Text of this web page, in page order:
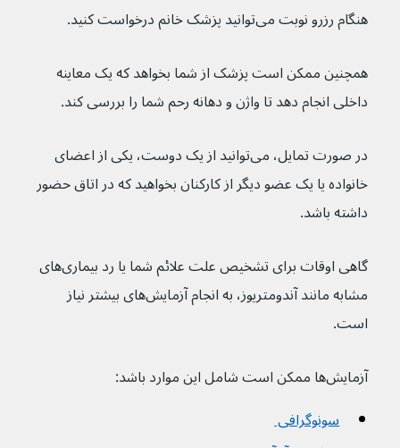
هنگام رزرو نوبت می‌توانید پزشک خانم درخواست کنید.
همچنین ممکن است پزشک از شما بخواهد که یک معاینه
داخلی انجام دهد تا واژن و دهانه رحم شما را بررسی کند.
در صورت تمایل، می‌توانید از یک دوست، یکی از اعضای
خانواده یا یک عضو دیگر از کارکنان بخواهید که در اتاق حضور
داشته باشد.
گاهی اوقات برای تشخیص علت علائم شما یا رد بیماری‌های
مشابه مانند آندومتریوز، به انجام آزمایش‌های بیشتر نیاز
است.
آزمایش‌ها ممکن است شامل این موارد باشد:
سونوگرافی